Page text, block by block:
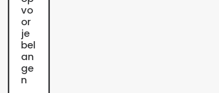
vo
or
je
bel
an
ge
n